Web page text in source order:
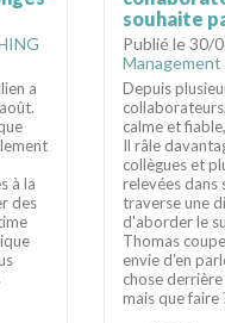
a
à la
des
souhaite
Publié le 30/
Management
Depuis
calme et
Il râle
collègues et
relevées dans
traverse une
d'aborder le
Thomas
envie d'en
chose
mais que faire